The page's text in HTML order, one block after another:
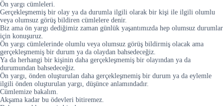
Ön yargı cümleleri.
Gerçekleşmemiş bir olay ya da durumla ilgili olarak bir kişi ile ilgili olumlu
veya olumsuz görüş bildiren cümlelere denir.
Biz ama ön yargı dediğimiz zaman günlük yaşantımızda hep olumsuz durumlar
için konuşuruz.
Ön yargı cümlelerinde olumlu veya olumsuz görüş bildirmiş olacak ama
gerçekleşmemiş bir durum ya da olaydan bahsedeceğiz.
Ya da herhangi bir kişinin daha gerçekleşmemiş bir olayından ya da
durumundan bahsedeceğiz.
Ön yargı, önden oluşturulan daha gerçekleşmemiş bir durum ya da eylemle
ilgili önden oluşturulan yargı, düşünce anlamındadır.
Cümlemize bakalım.
Akşama kadar bu ödevleri bitiremez.